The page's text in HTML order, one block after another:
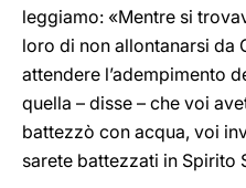
leggiamo: «Mentre si
loro di non allontanarsi da
attendere l’adempimento
quella – disse – che voi
battezzò con acqua, voi
sarete battezzati in Spirito